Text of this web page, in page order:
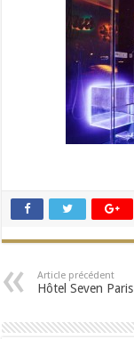
Article précédent
Hôtel Seven Paris